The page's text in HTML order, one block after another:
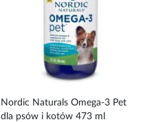
Nordic Naturals Omega-3 Pet
dla psów i kotów 473 ml